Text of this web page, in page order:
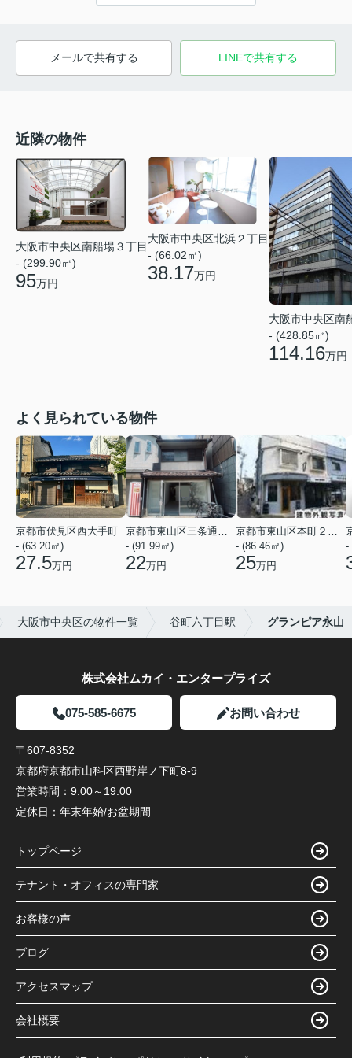
メールで共有する LINEで共有する
近隣の物件
大阪市中央区南船場３丁目
- (299.90㎡)
95万円
大阪市中央区北浜２丁目
- (66.02㎡)
38.17万円
大阪市中央区南
- (428.85㎡)
114.16万円
よく見られている物件
京都市伏見区西大手町
- (63.20㎡)
27.5万円
京都市東山区三条通北裏白川筋西入２丁目東姉小路町
- (91.99㎡)
22万円
京都市東山区本町２２丁目
- (86.46㎡)
25万円
-
大阪市中央区の物件一覧 谷町六丁目駅 グランピア永山
株式会社ムカイ・エンタープライズ
075-585-6675 お問い合わせ
〒607-8352
京都府京都市山科区西野岸ノ下町8-9
営業時間： 9:00～19:00
定休日： 年末年始/お盆期間
トップページ
テナント・オフィスの専門家
お客様の声
ブログ
アクセスマップ
会社概要